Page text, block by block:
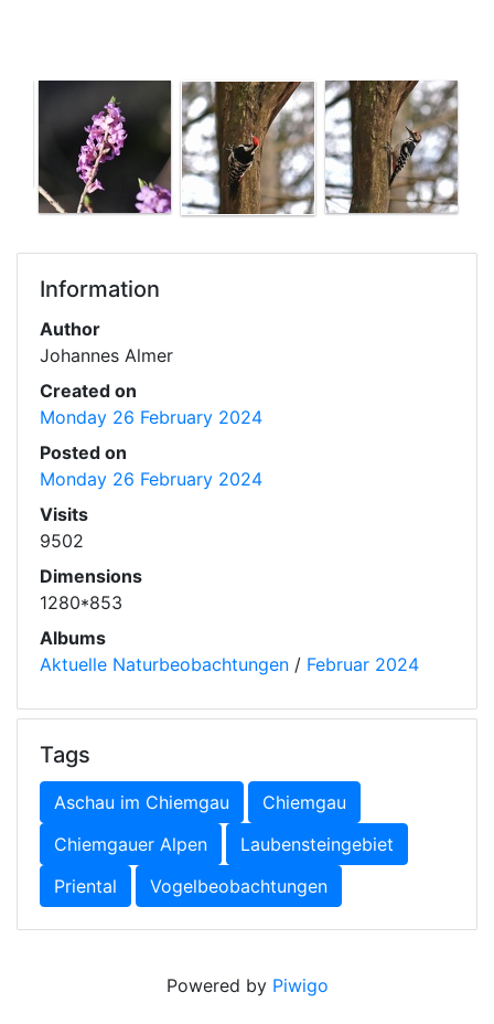
Information
Author
Johannes Almer
Created on
Monday 26 February 2024
Posted on
Monday 26 February 2024
Visits
9502
Dimensions
1280*853
Albums
Aktuelle Naturbeobachtungen / Februar 2024
Tags
Aschau im Chiemgau
Chiemgau
Chiemgauer Alpen
Laubensteingebiet
Priental
Vogelbeobachtungen
Powered by Piwigo